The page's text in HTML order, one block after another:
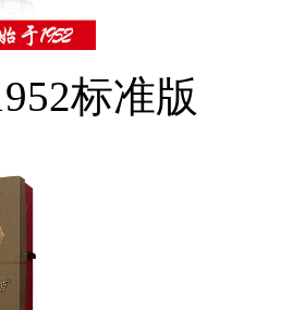
标准版